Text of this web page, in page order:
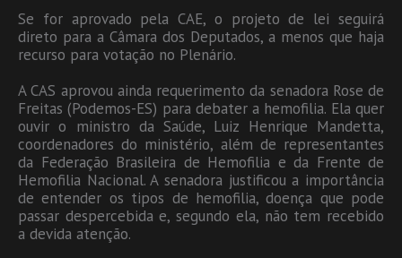
Se for aprovado pela CAE, o projeto de lei seguirá
direto para a Câmara dos Deputados, a menos que haja
recurso para votação no Plenário.
A CAS aprovou ainda requerimento da senadora Rose de
Freitas (Podemos-ES) para debater a hemofilia. Ela quer
ouvir o ministro da Saúde, Luiz Henrique Mandetta,
coordenadores do ministério, além de representantes
da Federação Brasileira de Hemofilia e da Frente de
Hemofilia Nacional. A senadora justificou a importância
de entender os tipos de hemofilia, doença que pode
passar despercebida e, segundo ela, não tem recebido
a devida atenção.